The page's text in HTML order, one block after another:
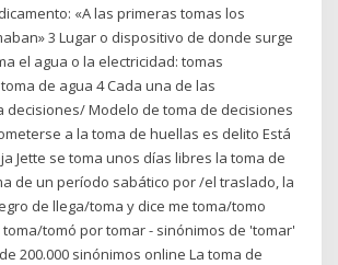
«A las primeras tomas los
3 Lugar o dispositivo de donde surge
el agua o la electricidad: tomas
de agua 4 Cada una de las
decisiones/ Modelo de toma de decisiones
a la toma de huellas es delito Está
Jette se toma unos días libres la toma de
de un período sabático por /el traslado, la
de llega/toma y dice me toma/tomo
tomó por tomar - sinónimos de 'tomar'
200.000 sinónimos online La toma de